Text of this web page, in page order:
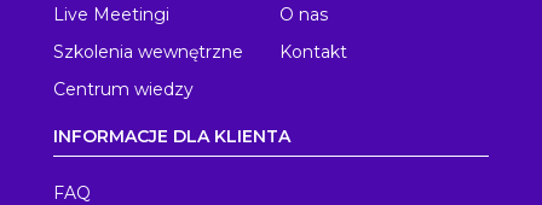
Live Meetingi
Szkolenia wewnętrzne
Centrum wiedzy
O nas
Kontakt
INFORMACJE DLA KLIENTA
FAQ